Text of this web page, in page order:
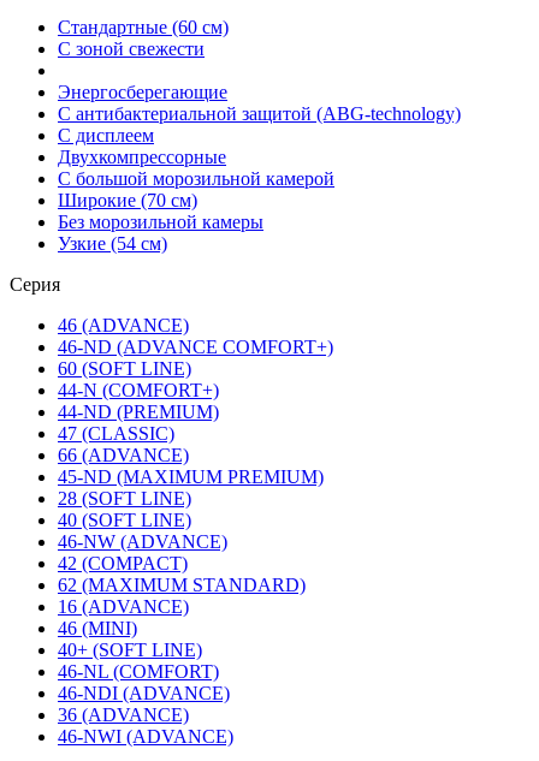
Стандартные (60 см)
С зоной свежести
Энергосберегающие
С антибактериальной защитой (ABG-technology)
С дисплеем
Двухкомпрессорные
С большой морозильной камерой
Широкие (70 см)
Без морозильной камеры
Узкие (54 см)
Серия
46 (ADVANCE)
46-ND (ADVANCE COMFORT+)
60 (SOFT LINE)
44-N (COMFORT+)
44-ND (PREMIUM)
47 (CLASSIC)
66 (ADVANCE)
45-ND (MAXIMUM PREMIUM)
28 (SOFT LINE)
40 (SOFT LINE)
46-NW (ADVANCE)
42 (COMPACT)
62 (MAXIMUM STANDARD)
16 (ADVANCE)
46 (MINI)
40+ (SOFT LINE)
46-NL (COMFORT)
46-NDI (ADVANCE)
36 (ADVANCE)
46-NWI (ADVANCE)